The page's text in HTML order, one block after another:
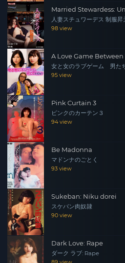
Married Stewardess:
人妻スチュワーデス 制服昇
98 view
A Love Game
女と女のラブゲーム 男た
95 view
Pink Curtain 3
ピンクのカーテン３
94 view
Be Madonna
マドンナのごとく
93 view
Sukeban: Niku dorei
スケバン肉奴隷
90 view
Dark Love: Rape
ダーク ラブ: Rape